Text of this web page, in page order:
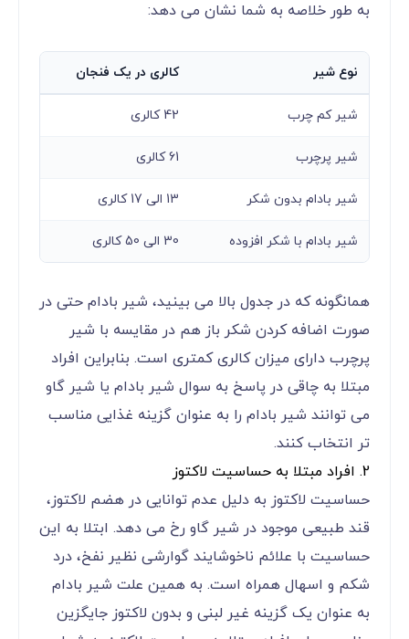
به طور خلاصه به شما نشان می دهد:
نوع شیر کالری در یک فنجان
شیر کم چرب 42 کالری
شیر پرچرب 61 کالری
شیر بادام بدون شکر 13 الی 17 کالری
شیر بادام با شکر افزوده 30 الی 50 کالری
همانگونه که در جدول بالا می بینید، شیر بادام حتی در
صورت اضافه کردن شکر باز هم در مقایسه با شیر
پرچرب دارای میزان کالری کمتری است. بنابراین افراد
مبتلا به چاقی در پاسخ به سوال شیر بادام یا شیر گاو
می توانند شیر بادام را به عنوان گزینه غذایی مناسب
تر انتخاب کنند.
2. افراد مبتلا به حساسیت لاکتوز
حساسیت لاکتوز به دلیل عدم توانایی در هضم لاکتوز،
قند طبیعی موجود در شیر گاو رخ می دهد. ابتلا به این
حساسیت با علائم ناخوشایند گوارشی نظیر نفخ، درد
شکم و اسهال همراه است. به همین علت شیر بادام
به عنوان یک گزینه غیر لبنی و بدون لاکتوز جایگزین